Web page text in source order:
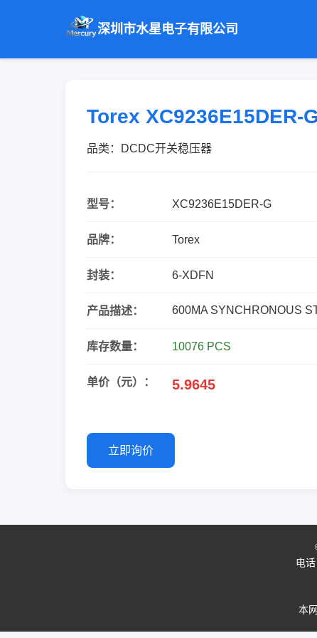
深圳市水星电子有限公司
Torex XC9236E15DER-
品类：DCDC开关稳压器
型号： XC9236E15DER-G
品牌： Torex
封装： 6-XDFN
产品描述： 600MA SYNCHRONOUS
库存数量： 10076 PCS
单价（元）： 5.9645
立即询价
电
本